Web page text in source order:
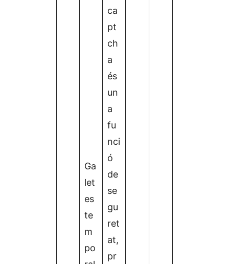
Ga
let
es
te
m
po
ca
pt
ch
a
és
un
a
fu
nci
ó
de
se
gu
ret
at,
pr